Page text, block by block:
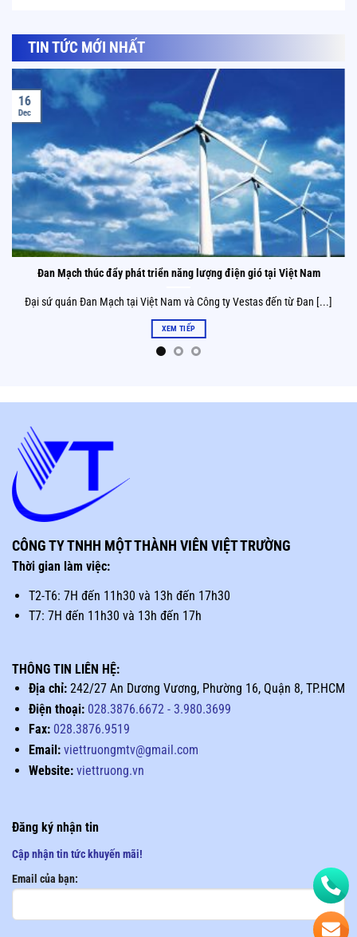
TIN TỨC MỚI NHẤT
Đan Mạch thúc đẩy phát triển năng lượng điện gió tại Việt Nam
Đại sứ quán Đan Mạch tại Việt Nam và Công ty Vestas đến từ Đan [...]
XEM TIẾP
16
Dec
CÔNG TY TNHH MỘT THÀNH VIÊN VIỆT TRƯỜNG
Thời gian làm việc:
T2-T6: 7H đến 11h30 và 13h đến 17h30
T7: 7H đến 11h30 và 13h đến 17h
THÔNG TIN LIÊN HỆ:
Địa chỉ:242/27 An Dương Vương, Phường 16, Quận 8, TP.HCM
Điện thoại: 028.3876.6672 -3.980.3699
Fax: 028.3876.9519
Email: viettruongmtv@gmail.com
Website: viettruong.vn
Đăng ký nhận tin
Cập nhận tin tức khuyến mãi!
Email của bạn: